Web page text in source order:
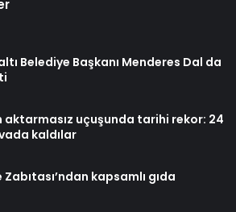
Belediye Başkanı Menderes Dal da
aktarmasız uçuşunda tarihi rekor: 24
kaldılar
kapsamlı gıda